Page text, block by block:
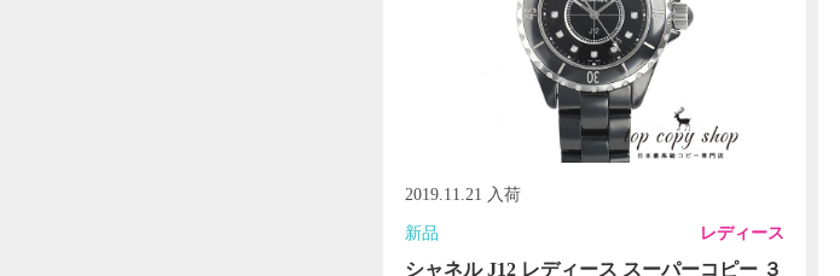
2019.11.21 入荷
新品 レディース
シャネル J12 レディース スーパーコピー ３